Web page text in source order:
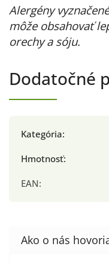
Alergény
môže obsahovať
orechy a sóju.
Dodatočné
Kategória:
Hmotnosť:
EAN: